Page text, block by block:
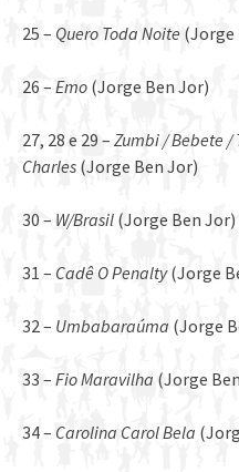
25 – Quero Toda Noite (Jorge
26 – Emo (Jorge Ben Jor)
27, 28 e 29 – Zumbi / Bebete /
Charles (Jorge Ben Jor)
30 – W/Brasil (Jorge Ben Jor)
31 – Cadê O Penalty(Jorge
32 – Umbabaraúma (Jorge
33 – Fio Maravilha (Jorge
34 – Carolina Carol Bela